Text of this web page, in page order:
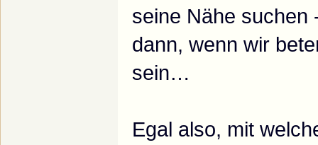
seine Nähe suchen
dann, wenn wir
sein…
Egal also, mit